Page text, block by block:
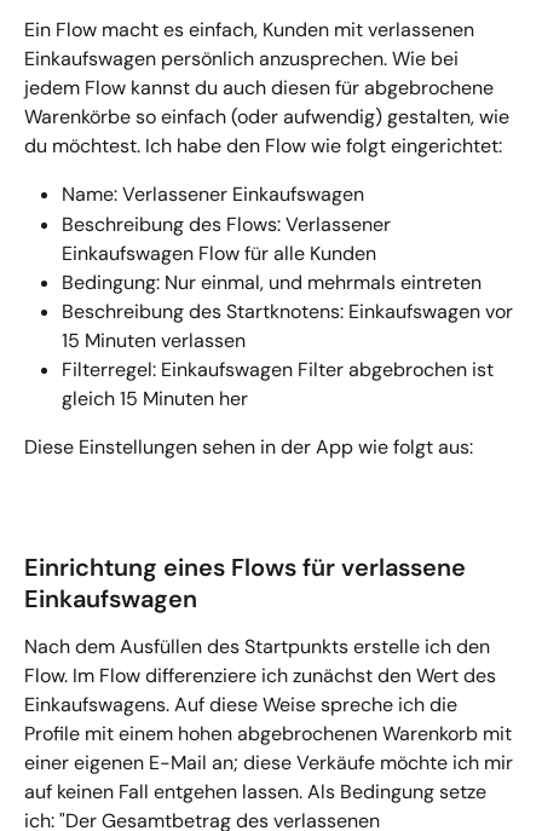
Ein Flow macht es einfach, Kunden mit verlassenen
Einkaufswagen persönlich anzusprechen. Wie bei
jedem Flow kannst du auch diesen für abgebrochene
Warenkörbe so einfach (oder aufwendig) gestalten, wie
du möchtest. Ich habe den Flow wie folgt eingerichtet:
Name: Verlassener Einkaufswagen
Beschreibung des Flows: Verlassener
Einkaufswagen Flow für alle Kunden
Bedingung: Nur einmal, und mehrmals eintreten
Beschreibung des Startknotens: Einkaufswagen vor
15 Minuten verlassen
Filterregel: Einkaufswagen Filter abgebrochen ist
gleich 15 Minuten her
Diese Einstellungen sehen in der App wie folgt aus:
Einrichtung eines Flows für verlassene
Einkaufswagen
Nach dem Ausfüllen des Startpunkts erstelle ich den
Flow. Im Flow differenziere ich zunächst den Wert des
Einkaufswagens. Auf diese Weise spreche ich die
Profile mit einem hohen abgebrochenen Warenkorb mit
einer eigenen E-Mail an; diese Verkäufe möchte ich mir
auf keinen Fall entgehen lassen. Als Bedingung setze
ich: "Der Gesamtbetrag des verlassenen